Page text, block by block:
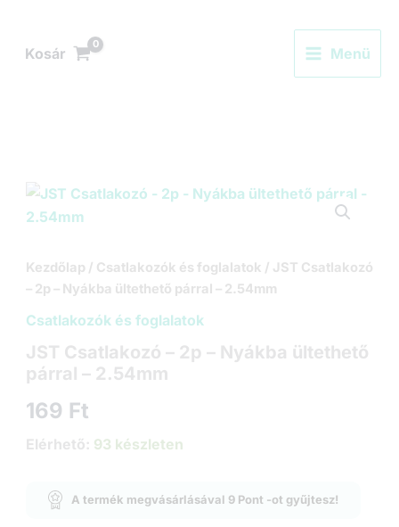
content
Kosár Menü
Kezdőlap / Csatlakozók és foglalatok / JST Csatlakozó
– 2p – Nyákba ültethető párral – 2.54mm
Csatlakozók és foglalatok
JST Csatlakozó – 2p – Nyákba ültethető
párral – 2.54mm
169 Ft
Elérhető: 93 készleten
A termék megvásárlásával 9Pont -ot gyűjtesz!